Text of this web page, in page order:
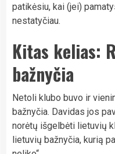
patikėsiu, kai (jei)
nestatyčiau.
Kitas kelias:
bažnyčia
Netoli klubo buvo ir
bažnyčia. Davidas jos
norėtų išgelbėti lietuvių
lietuvių bažnyčia, kurią